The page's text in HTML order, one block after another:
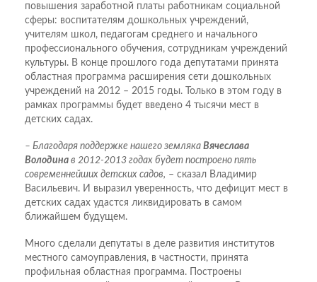
повышения заработной платы работникам социальной
сферы: воспитателям дошкольных учреждений,
учителям школ, педагогам среднего и начального
профессионального обучения, сотрудникам учреждений
культуры. В конце прошлого года депутатами принята
областная программа расширения сети дошкольных
учреждений на 2012 – 2015 годы. Только в этом году в
рамках программы будет введено 4 тысячи мест в
детских садах.
– Благодаря поддержке нашего земляка Вячеслава
Володина в 2012-2013 годах будет построено пять
современнейших детских садов, – сказал Владимир
Васильевич. И выразил уверенность, что дефицит мест в
детских садах удастся ликвидировать в самом
ближайшем будущем.
Много сделали депутаты в деле развития институтов
местного самоуправления, в частности, принята
профильная областная программа. Построены